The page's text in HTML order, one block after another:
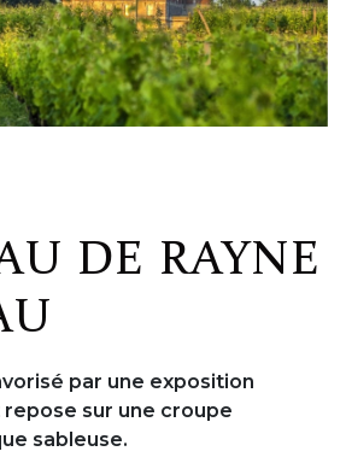
DE RAYNE
par une exposition
sur une croupe
sableuse.